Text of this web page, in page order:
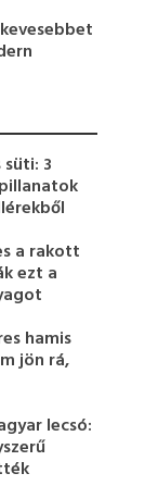
3
a rakott
ezt a
hamis
jön rá,
lecsó: